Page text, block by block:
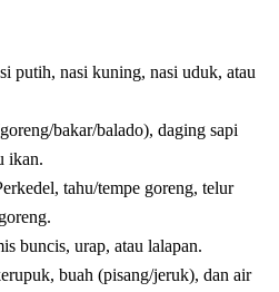
putih, nasi kuning, nasi uduk, atau
bakar/balado), daging sapi
ikan.
tahu/tempe goreng, telur
buncis, urap, atau lalapan.
buah (pisang/jeruk), dan air